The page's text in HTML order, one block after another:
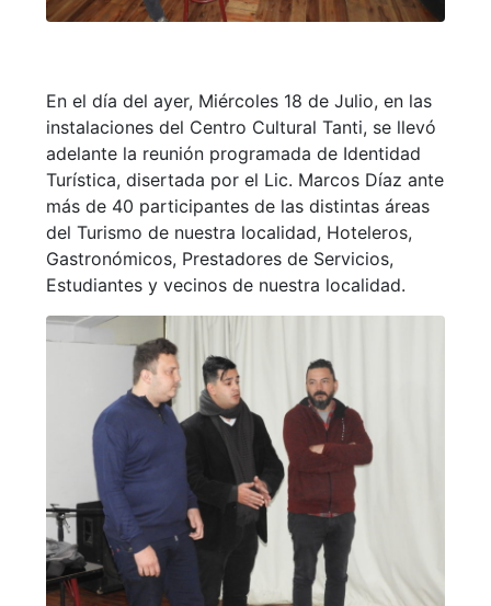
En el día del ayer, Miércoles 18 de Julio, en las
instalaciones del Centro Cultural Tanti, se llevó
adelante la reunión programada de Identidad
Turística, disertada por el Lic. Marcos Díaz ante
más de 40 participantes de las distintas áreas
del Turismo de nuestra localidad, Hoteleros,
Gastronómicos, Prestadores de Servicios,
Estudiantes y vecinos de nuestra localidad.